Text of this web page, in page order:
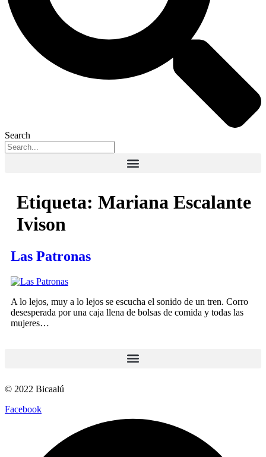
Search
Etiqueta: Mariana Escalante
Ivison
Las Patronas
A lo lejos, muy a lo lejos se escucha el sonido de un tren. Corro
desesperada por una caja llena de bolsas de comida y todas las
mujeres…
© 2022 Bicaalú
Facebook